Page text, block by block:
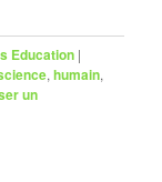
Education |
,humain,
un